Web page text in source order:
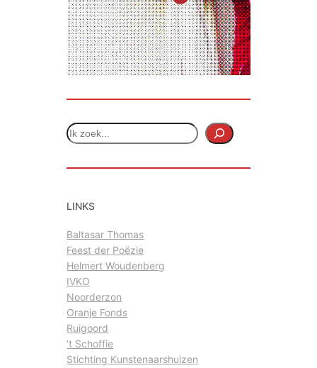
Z
o
n
LINKS
Baltasar Thomas
Feest der Poëzie
Helmert Woudenberg
IVKO
Noorderzon
Oranje Fonds
Ruigoord
’t Schoffie
Stichting Kunstenaarshuizen